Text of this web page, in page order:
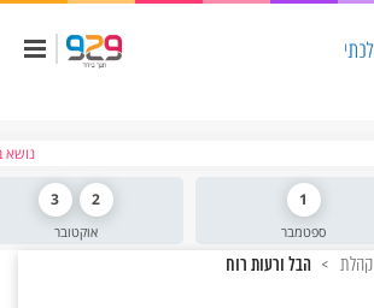
נושא
ספטמבר
1
אוקטובר
2
3
קהלת הבל ורעות רוח